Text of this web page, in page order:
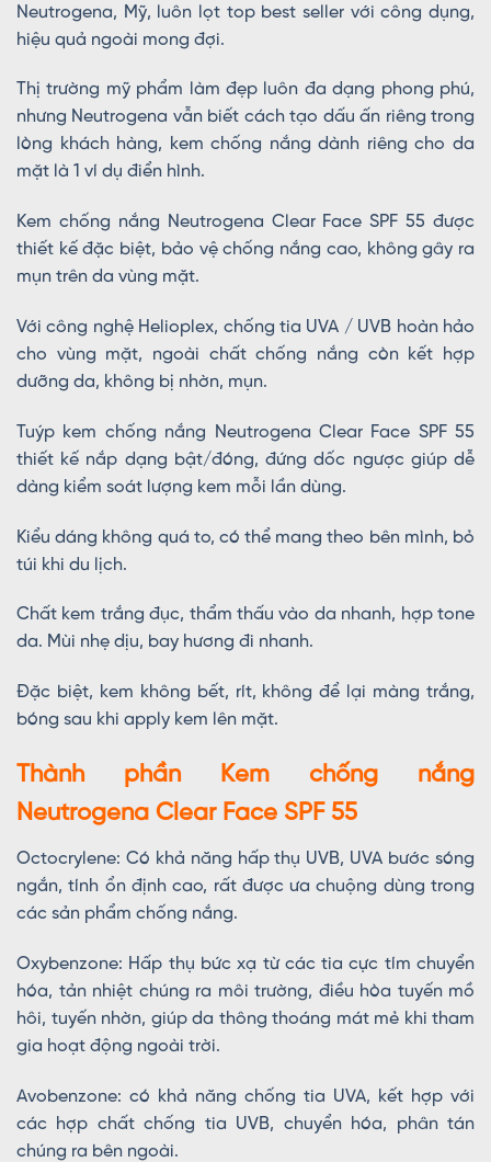
Neutrogena, Mỹ, luôn lọt top best seller với công dụng,
hiệu quả ngoài mong đợi.
Thị trường mỹ phẩm làm đẹp luôn đa dạng phong phú,
nhưng Neutrogena vẫn biết cách tạo dấu ấn riêng trong
lòng khách hàng, kem chống nắng dành riêng cho da
mặt là 1 ví dụ điển hình.
Kem chống nắng Neutrogena Clear Face SPF 55 được
thiết kế đặc biệt, bảo vệ chống nắng cao, không gây ra
mụn trên da vùng mặt.
Với công nghệ Helioplex, chống tia UVA / UVB hoàn hảo
cho vùng mặt, ngoài chất chống nắng còn kết hợp
dưỡng da, không bị nhờn, mụn.
Tuýp kem chống nắng Neutrogena Clear Face SPF 55
thiết kế nắp dạng bật/đóng, đứng dốc ngược giúp dễ
dàng kiểm soát lượng kem mỗi lần dùng.
Kiểu dáng không quá to, có thể mang theo bên mình, bỏ
túi khi du lịch.
Chất kem trắng đục, thẩm thấu vào da nhanh, hợp tone
da. Mùi nhẹ dịu, bay hương đi nhanh.
Đặc biệt, kem không bết, rít, không để lại màng trắng,
bóng sau khi apply kem lên mặt.
Thành phần Kem chống nắng
Neutrogena Clear Face SPF 55
Octocrylene: Có khả năng hấp thụ UVB, UVA bước sóng
ngắn, tính ổn định cao, rất được ưa chuộng dùng trong
các sản phẩm chống nắng.
Oxybenzone: Hấp thụ bức xạ từ các tia cực tím chuyển
hóa, tản nhiệt chúng ra môi trường, điều hòa tuyến mồ
hôi, tuyến nhờn, giúp da thông thoáng mát mẻ khi tham
gia hoạt động ngoài trời.
Avobenzone: có khả năng chống tia UVA, kết hợp với
các hợp chất chống tia UVB, chuyển hóa, phân tán
chúng ra bên ngoài.